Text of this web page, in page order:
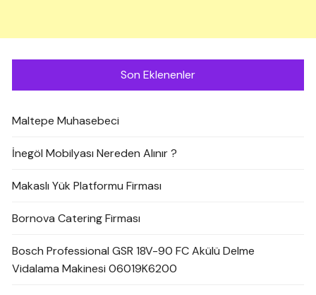
Son Eklenenler
Maltepe Muhasebeci
İnegöl Mobilyası Nereden Alınır ?
Makaslı Yük Platformu Firması
Bornova Catering Firması
Bosch Professional GSR 18V-90 FC Akülü Delme
Vidalama Makinesi 06019K6200